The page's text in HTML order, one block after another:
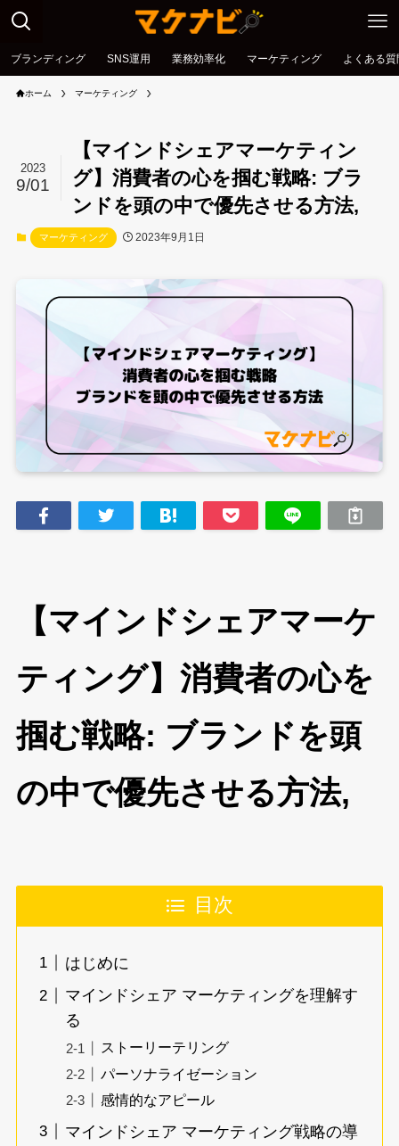
ブランディング SNS運用 業務効率化 マーケティング よくある質
ホーム マーケティング
【マインドシェアマーケティン
グ】消費者の心を掴む戦略: ブラ
ンドを頭の中で優先させる方法,
2023
9/01
マーケティング 2023年9月1日
【マインドシェアマーケ
ティング】消費者の心を
掴む戦略: ブランドを頭
の中で優先させる方法,
目次
はじめに
マインドシェア マーケティングを理解す
る
ストーリーテリング
パーソナライゼーション
感情的なアピール
マインドシェア マーケティング戦略の導